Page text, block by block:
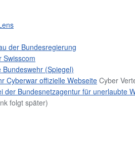
der Bundesregierung
Swisscom
Bundeswehr (Spiegel)
Cyberwar offizielle Webseite Cyber
der Bundesnetzagentur für unerlaubte
folgt später)